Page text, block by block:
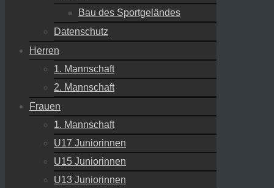
Bau des Sportgeländes
Datenschutz
Herren
1. Mannschaft
2. Mannschaft
Frauen
1. Mannschaft
U17 Juniorinnen
U15 Juniorinnen
U13 Juniorinnen